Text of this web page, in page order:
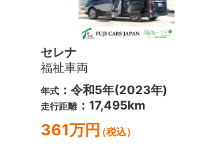
セレナ
福祉車両
年式 ：令和5年(2023年)
走行距離：17,495km
361万円（税込）